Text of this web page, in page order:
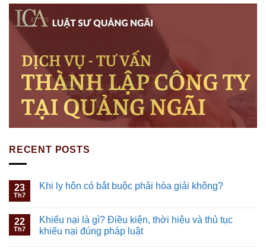
RECENT POSTS
23
Th7
Khi ly hôn có bắt buộc phải hòa giải không?
22
Th7
Khiếu nại là gì? Điều kiện, thời hiệu và thủ tục
khiếu nại đúng pháp luật